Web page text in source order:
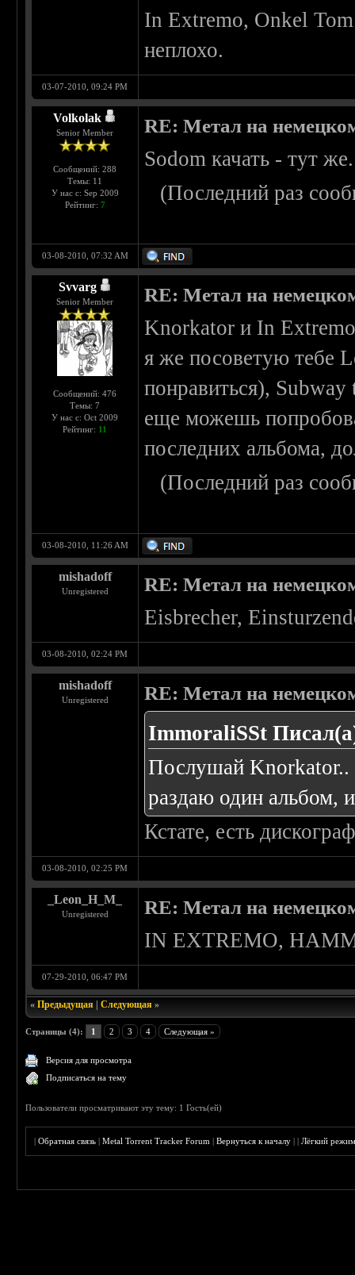
In Extremo, Onkel
неплохо.
03-07-2010, 09:24 PM
Volkolak
Senior Member
Сообщений: 288
Темы: 11
У нас с: Sep 2009
Рейтинг: 7
RE: Метал на
Sodom качать - тут же.
(Последний раз
03-08-2010, 07:32 AM
Svvarg
Senior Member
Сообщений: 476
Темы: 7
У нас с: Oct 2009
Рейтинг: 11
RE: Метал на
Knorkator и In
я же посоветую тебе
понравиться),
еще можешь
последних альбома,
(Последний раз
03-08-2010, 11:26 AM
mishadoff
Unregistered RE: Метал на
Eisbrecher,
03-08-2010, 02:24 PM
mishadoff
Unregistered RE: Метал на
ImmoraliSSt
Послушай Knorkator..
раздаю один альбом,
Кстате, есть
03-08-2010, 02:25 PM
_Leon_H_M_
Unregistered RE: Метал на
IN EXTREMO,
07-29-2010, 06:47 PM
«Предыдущая |Следующая »
Страницы (4): 1 2 3 4 Следующая »
Версия для просмотра
Подписаться на тему
Пользователи просматривают эту тему: 1 Гость(ей)
|Обратная связь |Metal Torrent Tracker Forum |Вернуться к началу ||Лёгкий